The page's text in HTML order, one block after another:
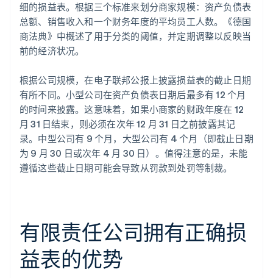
细的损益表。根据三个标准来划分商家规模：资产负债表
总额、销售收入和一个财务年度的平均员工人数。《德国
商法典》中概述了用于分类的阈值，并定期调整以反映当
前的经济状况。
根据公司规模，在电子联邦公报上披露损益表的截止日期
有所不同。小型公司在资产负债表日期后最多有 12 个月
的时间来披露。这意味着，如果小商家的财政年度在 12
月 31 日结束，则必须在次年 12 月 31 日之前披露其记
录。中型公司有 9 个月，大型公司有 4 个月（即截止日期
为 9 月 30 日或次年 4 月 30 日）。值得注意的是，未能
遵循这些截止日期可能会导致从罚款到处罚等制裁。
有限责任公司拥有正确损
益表的优势